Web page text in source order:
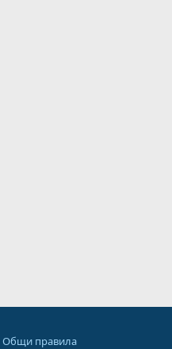
Общи правила